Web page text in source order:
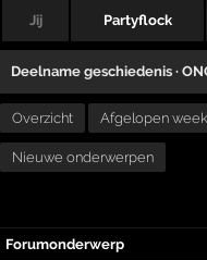
Jij Partyflock
Deelname geschiedenis ·
Overzicht Afgelopen
Nieuwe onderwerpen
Forumonderwerp